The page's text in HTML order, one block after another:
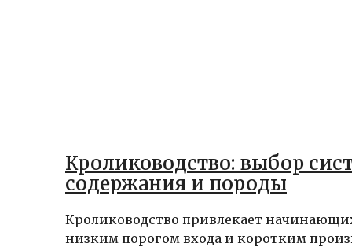
Кролиководство: выбор
содержания и породы
Кролиководство привлекает
низким порогом входа и коротким